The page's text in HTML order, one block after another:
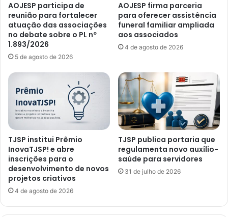
AOJESP participa de
reunião para fortalecer
atuação das associações
no debate sobre o PL nº
1.893/2026
5 de agosto de 2026
AOJESP firma parceria
para oferecer assistência
funeral familiar ampliada
aos associados
4 de agosto de 2026
TJSP institui Prêmio
InovaTJSP! e abre
inscrições para o
desenvolvimento de novos
projetos criativos
4 de agosto de 2026
TJSP publica portaria que
regulamenta novo auxílio-
saúde para servidores
31 de julho de 2026